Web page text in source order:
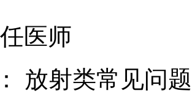
医师
放射类常见问题